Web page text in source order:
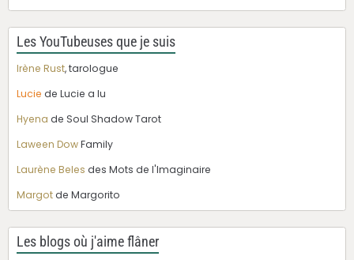
Les YouTubeuses que je suis
Irène Rust, tarologue
Lucie de Lucie a lu
Hyena de Soul Shadow Tarot
Laween DowFamily
Laurène Beles des Mots de l'Imaginaire
Margotde Margorito
Les blogs où j'aime flâner